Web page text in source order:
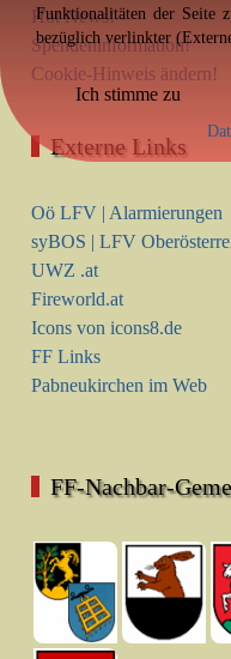
Hot News!
Spendeninformation!
Cookie-Hinweis ändern!
Externe Links
Oö LFV | Alarmierungen
syBOS | LFV
UWZ .at
Fireworld.at
Icons von icons8.de
FF Links
Pabneukirchen im Web
FF-Nachbar-
Funktionalitäten der Seite
bezüglich verlinkter
Ich stimme zu